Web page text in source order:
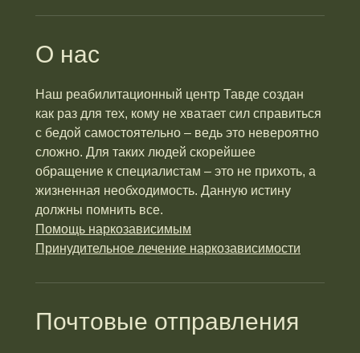
О нас
Наш реабилитационный центр Тавде создан
как раз для тех, кому не хватает сил справиться
с бедой самостоятельно – ведь это невероятно
сложно. Для таких людей скорейшее
обращение к специалистам – это не прихоть, а
жизненная необходимость. Данную истину
должны помнить все.
Помощь наркозависимым
Принудительное лечение наркозависимости
Почтовые отправления